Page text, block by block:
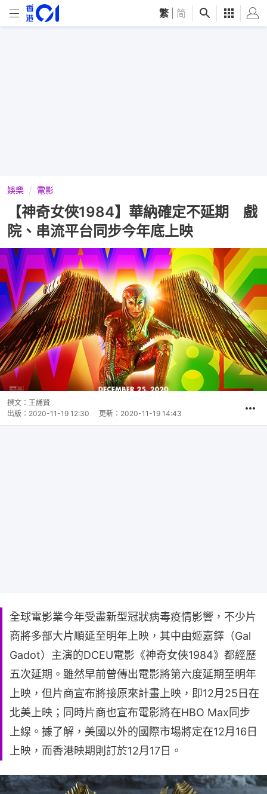
繁 简
娛樂 電影
【神奇女俠1984】華納確定不延期 戲
院、串流平台同步今年底上映
撰文： 王誦賢
出版： 2020-11-19 12:30 更新： 2020-11-19 14:43
全球電影業今年受盡新型冠狀病毒疫情影響，不少片
商將多部大片順延至明年上映，其中由姬嘉鐸（Gal
Gadot）主演的DCEU電影《神奇女俠1984》都經歷
五次延期。雖然早前曾傳出電影將第六度延期至明年
上映，但片商宣布將接原來計畫上映，即12月25日在
北美上映；同時片商也宣布電影將在HBO Max同步
上線。據了解，美國以外的國際市場將定在12月16日
上映，而香港映期則訂於12月17日。